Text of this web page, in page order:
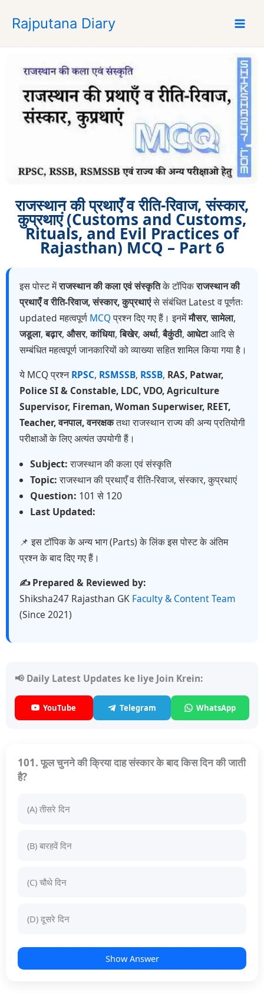
p
Rajputana Diary
राजस्थान की प्रथाएँ व रीति-रिवाज, संस्कार,
कुप्रथाएं (Customs and Customs,
Rituals, and Evil Practices of
Rajasthan) MCQ – Part 6
इस पोस्ट मेंराजस्थान की कला एवं संस्कृतिके टॉपिकराजस्थान की
प्रथाएँ व रीति-रिवाज, संस्कार, कुप्रथाएंसे संबंधित Latest व पूर्णतः
updated महत्वपूर्ण MCQप्रश्न दिए गए हैं। इनमेंमौसर,सामेला,
जडूला,बढ़ार, औसर,कांधिया,बिखेर, अर्था,बैकुंठी, आधेटाआदि से
सम्बंधित महत्वपूर्ण जानकारियों को व्याख्या सहित शामिल किया गया है।
ये MCQ प्रश्नRPSC, RSMSSB, RSSB, RAS, Patwar,
Police SI & Constable, LDC, VDO, Agriculture
Supervisor, Fireman, Woman Superwiser, REET,
Teacher, वनपाल, वनरक्षकतथा राजस्थान राज्य की अन्य प्रतियोगी
परीक्षाओं के लिए अत्यंत उपयोगी हैं।
Subject:राजस्थान की कला एवं संस्कृति
Topic:राजस्थान की प्रथाएँ व रीति-रिवाज, संस्कार, कुप्रथाएं
Question: 101 से 120
Last Updated:
📌 इस टॉपिक के अन्य भाग (Parts) के लिंक इस पोस्ट के अंतिम
प्रश्न के बाद दिए गए हैं।
✍️ Prepared & Reviewed by:
Shiksha247 Rajasthan GK Faculty & Content Team
(Since 2021)
📢 Daily Latest Updates ke liye Join Krein:
YouTube Telegram WhatsApp
101. फूल चुनने की क्रिया दाह संस्कार के बाद किस दिन की जाती
है?
(A) तीसरे दिन
(B) बारहवें दिन
(C) चौथे दिन
(D) दूसरे दिन
Show Answer